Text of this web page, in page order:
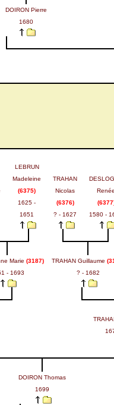
DOIRON Pierre
1680
LEBRUN
Madeleine
(6375)
1625 -
1651
TRAHAN
Nicolas
(6376)
? - 1627
1580 -
Marie (3187)
- 1693
TRAHAN Guillaume
? - 1682
DOIRON Thomas
1699